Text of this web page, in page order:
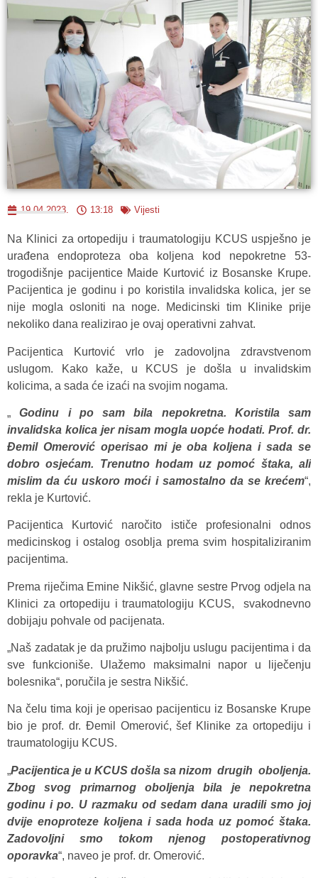
19.04.2023. 13:18 Vijesti
Na Klinici za ortopediju i traumatologiju KCUS uspješno je
urađena endoproteza oba koljena kod nepokretne 53-
trogodišnje pacijentice Maide Kurtović iz Bosanske Krupe.
Pacijentica je godinu i po koristila invalidska kolica, jer se
nije mogla osloniti na noge. Medicinski tim Klinike prije
nekoliko dana realizirao je ovaj operativni zahvat.
Pacijentica Kurtović vrlo je zadovoljna zdravstvenom
uslugom. Kako kaže, u KCUS je došla u invalidskim
kolicima, a sada će izaći na svojim nogama.
„Godinu i po sam bila nepokretna. Koristila sam
invalidska kolica jer nisam mogla uopće hodati. Prof. dr.
Đemil Omerović operisao mi je oba koljena i sada se
dobro osjećam. Trenutno hodam uz pomoć štaka, ali
mislim da ću uskoro moći i samostalno da se krećem“,
rekla je Kurtović.
Pacijentica Kurtović naročito ističe profesionalni odnos
medicinskog i ostalog osoblja prema svim hospitaliziranim
pacijentima.
Prema riječima Emine Nikšić, glavne sestre Prvog odjela na
Klinici za ortopediju i traumatologiju KCUS, svakodnevno
dobijaju pohvale od pacijenata.
„Naš zadatak je da pružimo najbolju uslugu pacijentima i da
sve funkcioniše. Ulažemo maksimalni napor u liječenju
bolesnika“, poručila je sestra Nikšić.
Na čelu tima koji je operisao pacijenticu iz Bosanske Krupe
bio je prof. dr. Đemil Omerović, šef Klinike za ortopediju i
traumatologiju KCUS.
„Pacijentica je u KCUS došla sa nizom drugih oboljenja.
Zbog svog primarnog oboljenja bila je nepokretna
godinu i po. U razmaku od sedam dana uradili smo joj
dvije enoproteze koljena i sada hoda uz pomoć štaka.
Zadovoljni smo tokom njenog postoperativnog
oporavka“, naveo je prof. dr. Omerović.